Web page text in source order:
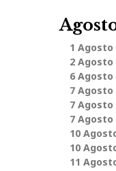
1 Agosto
2 Agosto
6 Agosto
7 Agosto
7 Agosto
7 Agosto
10
10
11